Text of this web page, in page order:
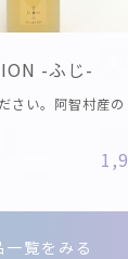
-ふじ-
い。阿智村産
一覧をみる